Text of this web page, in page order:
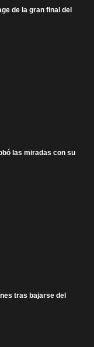
de la gran final del
las miradas con su
tras bajarse del